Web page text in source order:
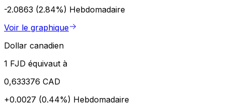
-2.0863 (2.84%) Hebdomadaire
Voir le graphique
Dollar canadien
1 FJD équivaut à
0,633376 CAD
+0.0027 (0.44%) Hebdomadaire